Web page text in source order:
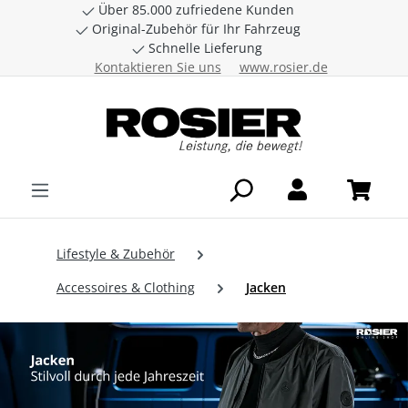
Zum Hauptinhalt springen
Über 85.000 zufriedene Kunden
Original-Zubehör für Ihr Fahrzeug
Schnelle Lieferung
Kontaktieren Sie uns
www.rosier.de
Lifestyle & Zubehör
Accessoires & Clothing
Jacken